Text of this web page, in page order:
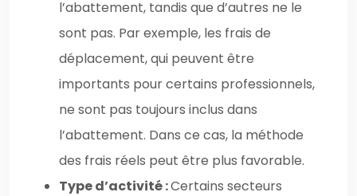
l’abattement, tandis que d’autres ne le
sont pas. Par exemple, les frais de
déplacement, qui peuvent être
importants pour certains professionnels,
ne sont pas toujours inclus dans
l’abattement. Dans ce cas, la méthode
des frais réels peut être plus favorable.
Type d’activité :Certains secteurs